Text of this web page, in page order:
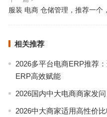
服装 电商 仓储管理，推荐一个
相关推荐
2026多平台电商ERP推荐
ERP高效赋能
2026国内中大电商商家发
2026中大商家适用高性价